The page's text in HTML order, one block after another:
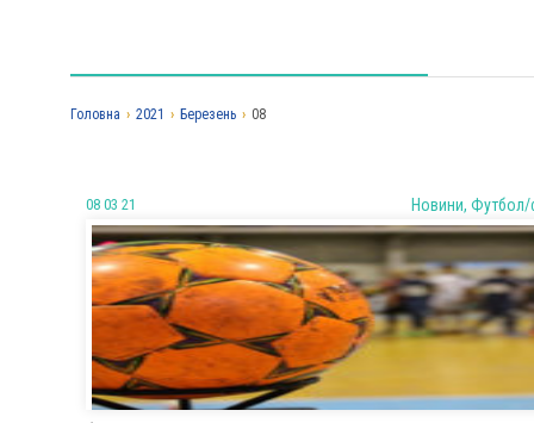
Головна › 2021 › Березень › 08
08 03 21 Новини, Футбол/